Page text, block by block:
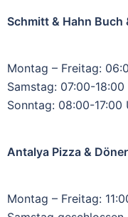
Schmitt & Hahn Buch
Montag – Freitag:
Samstag: 07:00-18:00
Sonntag: 08:00-17:00
Antalya Pizza &
Montag – Freitag: